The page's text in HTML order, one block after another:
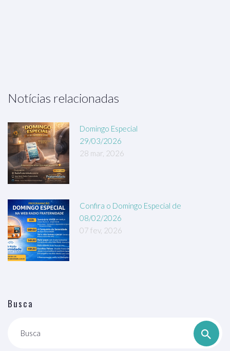
Notícias relacionadas
Domingo Especial
29/03/2026
28 mar, 2026
Confira o Domingo Especial de
08/02/2026
07 fev, 2026
Busca
Busca